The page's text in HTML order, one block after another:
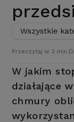
Wszystkie
Przeczytaj w 3 min.
W jakim
działające
chmury